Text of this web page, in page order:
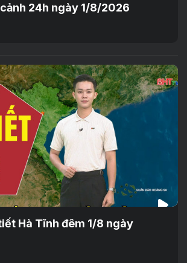
24h ngày 1/8/2026
Hà Tĩnh đêm 1/8 ngày